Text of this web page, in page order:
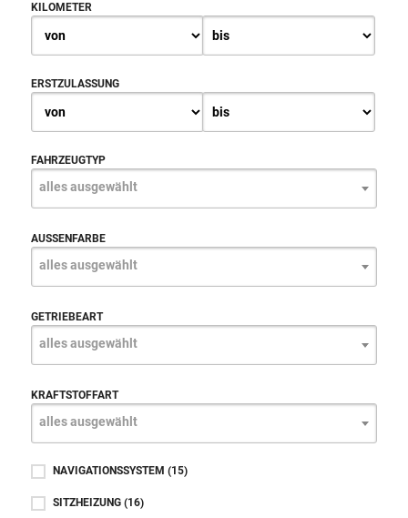
KILOMETER
ERSTZULASSUNG
FAHRZEUGTYP
alles ausgewählt
AUSSENFARBE
alles ausgewählt
GETRIEBEART
alles ausgewählt
KRAFTSTOFFART
alles ausgewählt
NAVIGATIONSSYSTEM (15)
SITZHEIZUNG (16)